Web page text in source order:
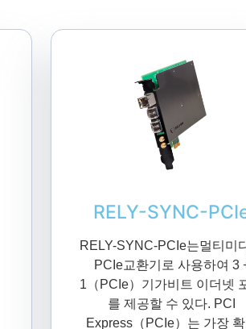
RELY-SYNC-
RELY-SYNC-PCIe는멀티미
PCIe교환기로 사용하여 3
1（PCIe）기가비트 이더넷
를 제공할 수 있다. PCI
Express（PCIe）는 가장